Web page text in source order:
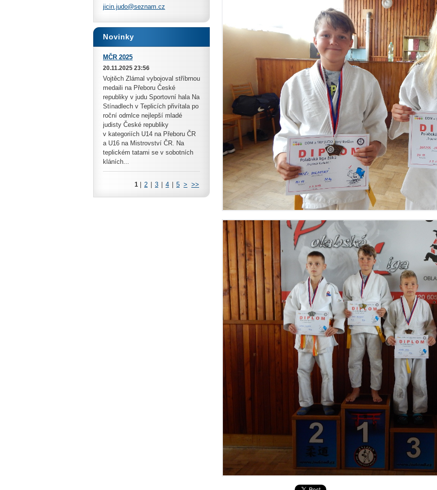
jicin.judo@seznam.cz
Novinky
MČR 2025
20.11.2025 23:56
Vojtěch Zlámal vybojoval stříbrnou
medaili na Přeboru České
republiky v judu Sportovní hala Na
Stínadlech v Teplicích přivítala po
roční odmlce nejlepší mladé
judisty České republiky
v kategoriích U14 na Přeboru ČR
a U16 na Mistrovství ČR. Na
teplickém tatami se v sobotních
kláních...
1 2 3 4 5 > >>